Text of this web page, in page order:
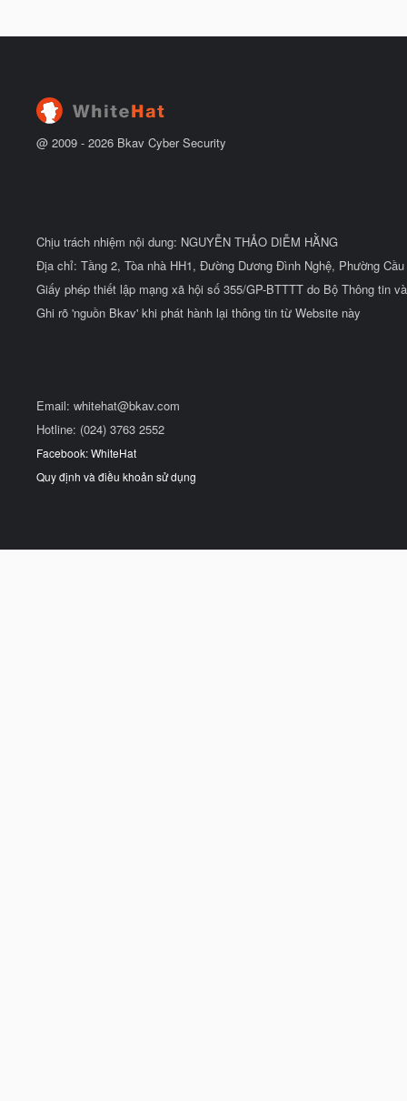
@ 2009 - 2026 Bkav Cyber Security
Chịu trách nhiệm nội dung: NGUYỄN THẢO DIỄM HẰNG
Địa chỉ: Tầng 2, Tòa nhà HH1, Đường Dương Đình Nghệ, Phường
Giấy phép thiết lập mạng xã hội số 355/GP-BTTTT do Bộ Thông tin
Ghi rõ 'nguồn Bkav' khi phát hành lại thông tin từ Website này
Email: whitehat@bkav.com
Hotline: (024) 3763 2552
Facebook: WhiteHat
Quy định và điều khoản sử dụng